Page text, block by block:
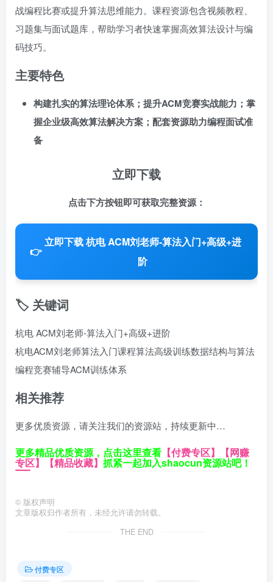
战编程比赛或提升算法思维能力。课程资源包含视频教程、
习题集与面试题库，帮助学习者快速掌握高效算法设计与编
码技巧。
主要特色
构建扎实的算法理论体系；提升ACM竞赛实战能力；掌
握企业级高效算法解决方案；配套资源助力编程面试准
备
立即下载
点击下方按钮即可获取完整资源：
👉
立即下载 杭电 ACM刘老师-算法入门+高级+进
阶
🏷️ 关键词
杭电 ACM刘老师-算法入门+高级+进阶
杭电ACM刘老师算法入门课程算法高级训练数据结构与算法
编程竞赛辅导ACM训练体系
相关推荐
更多优质资源，请关注我们的资源站，持续更新中…
更多精品优质资源，点击这里查看 【付费专区】 【网赚
专区】 【精品收藏】 抓紧一起加入shaocun资源站吧！
© 版权声明
文章版权归作者所有，未经允许请勿转载。
THE END
付费专区